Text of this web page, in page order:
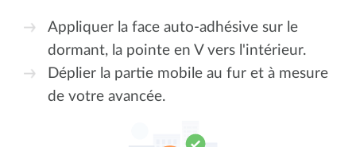
Appliquer la face auto-adhésive sur le
dormant, la pointe en V vers l'intérieur.
Déplier la partie mobile au fur et à mesure
de votre avancée.